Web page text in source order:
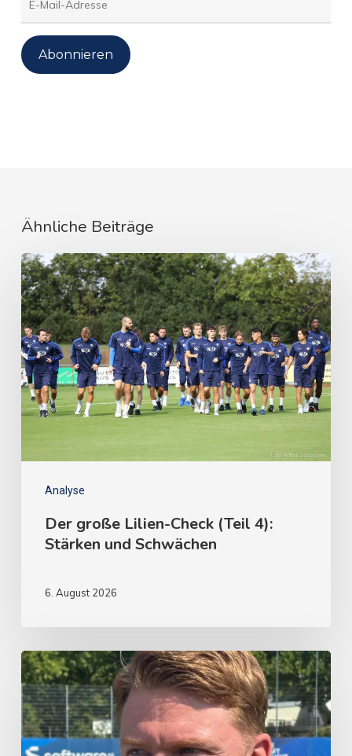
Mail-
Adresse
Abonnieren
Ähnliche Beiträge
Analyse
Der große Lilien-Check (Teil 4):
Stärken und Schwächen
6. August 2026